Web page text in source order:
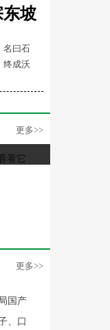
坡
名曰石
终成沃
更多>>
更多>>
国产
、口